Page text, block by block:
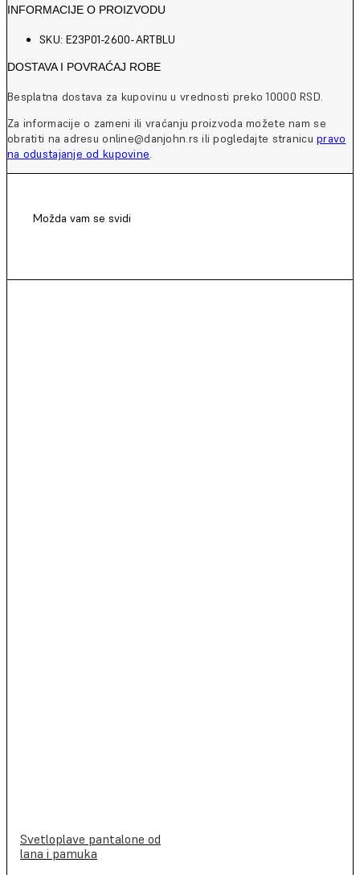
INFORMACIJE O PROIZVODU
SKU: E23P01-2600-ARTBLU
DOSTAVA I POVRAĆAJ ROBE
Besplatna dostava za kupovinu u vrednosti preko 10000 RSD.
Za informacije o zameni ili vraćanju proizvoda možete nam se
obratiti na adresu online@danjohn.rs ili pogledajte stranicupravo
na odustajanje od kupovine.
Možda vam se svidi
Svetloplave pantalone od
lana i pamuka